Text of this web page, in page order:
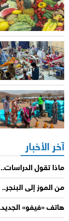
آخر الأخبار
ماذا تقول
من الموز إلى
هاتف «فيفو»